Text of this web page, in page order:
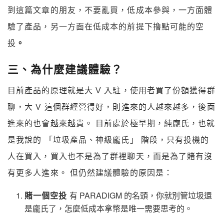
到這篇文章的朋友，不要亂買，低成本參與，一方面體
驗了產品，另一方面在低成本的前提下擼點可能的空
投 。
三、為什麼建議體驗？
目前產品的原理就是大 V 入駐，使用者買了份額獲得群
聊，大 V 這個群經營得好，則進來的人越來越多，後面
進來的也會越來越貴。 目前處於極早期，純龐氏，也就
是我說的 「垃圾產品、神級龐氏」 階段，只有投機的
人在買入，買入也不是為了群裡聊天，而是為了賭有沒
有更多人進來。 但仍然建議體驗的原因是：
賭一個空投 有 PARADIGM 的名頭，你就別管垃圾還
是龐氏了，怎麼低成本拿幣是唯一需要思考的。